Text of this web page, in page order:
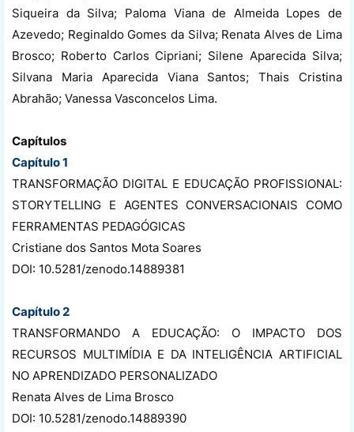
Siqueira da Silva; Paloma Viana de Almeida Lopes de
Azevedo; Reginaldo Gomes da Silva; Renata Alves de Lima
Brosco; Roberto Carlos Cipriani; Silene Aparecida Silva;
Silvana Maria Aparecida Viana Santos; Thais Cristina
Abrahão; Vanessa Vasconcelos Lima.
Capítulos
Capítulo 1
TRANSFORMAÇÃO DIGITAL E EDUCAÇÃO PROFISSIONAL:
STORYTELLING E AGENTES CONVERSACIONAIS COMO
FERRAMENTAS PEDAGÓGICAS
Cristiane dos Santos Mota Soares
DOI: 10.5281/zenodo.14889381
Capítulo 2
TRANSFORMANDO A EDUCAÇÃO: O IMPACTO DOS
RECURSOS MULTIMÍDIA E DA INTELIGÊNCIA ARTIFICIAL
NO APRENDIZADO PERSONALIZADO
Renata Alves de Lima Brosco
DOI: 10.5281/zenodo.14889390